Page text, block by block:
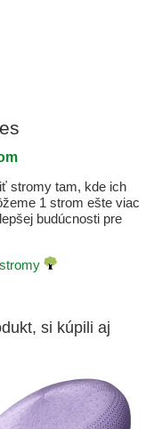
stromy tam, kde ich
1 strom ešte viac
budúcnosti pre
stromy
si kúpili aj